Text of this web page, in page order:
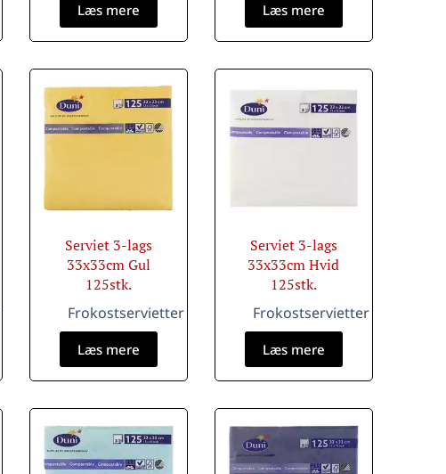
Læs mere Læs mere
Serviet 3-lags
33x33cm Gul
125stk.
Frokostservietter
Læs mere
Serviet 3-lags
33x33cm Hvid
125stk.
Frokostservietter
Læs mere